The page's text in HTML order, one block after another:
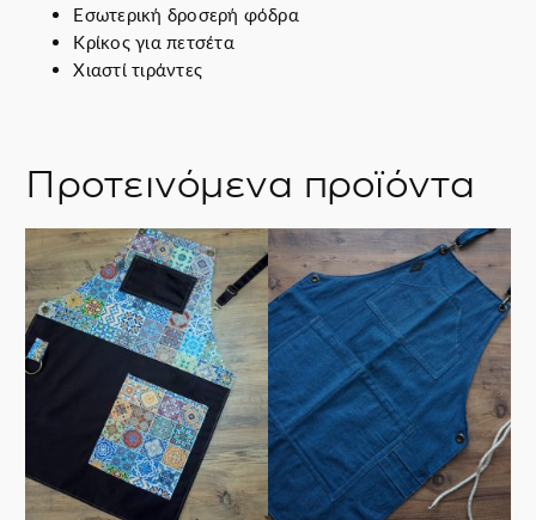
Εσωτερική δροσερή φόδρα
Κρίκος για πετσέτα
Χιαστί τιράντες
Προτεινόμενα προϊόντα